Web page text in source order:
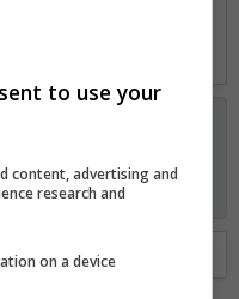
Outer Space
incluindonavegação sem
os detalhes
to use your
content, advertising and
research and
on a device